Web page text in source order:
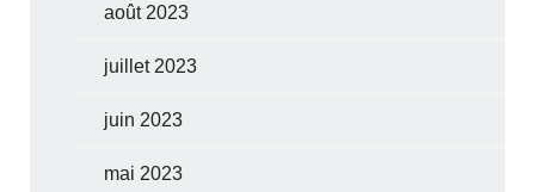
août 2023
juillet 2023
juin 2023
mai 2023